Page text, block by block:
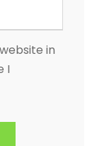
in
I